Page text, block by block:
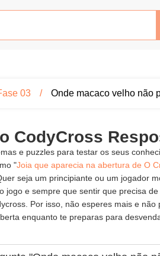
03 Onde macaco velho não
CodyCross
e puzzles para testar os seus
"Joia que aparecia na abertura de O
seja um principiante ou um jogador
e sempre que sentir que precisa
Por isso, não esperes mais e
enquanto te preparas para